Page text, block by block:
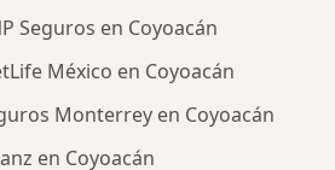
Seguros en Coyoacán
México en Coyoacán
Monterrey en Coyoacán
en Coyoacán